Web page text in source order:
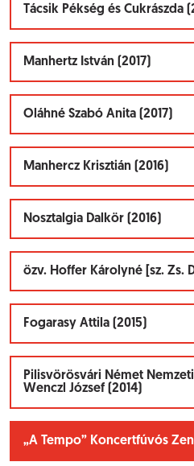
Tácsik Pékség és Cukrászda
Manhertz István (2017)
Oláhné Szabó Anita (2017)
Manhercz Krisztián (2016)
Nosztalgia Dalkör (2016)
özv. Hoffer Károlyné [sz. Zs.
Fogarasy Attila (2015)
Pilisvörösvári Német
Wenczl József (2014)
„A Tempo” Koncertfúvós